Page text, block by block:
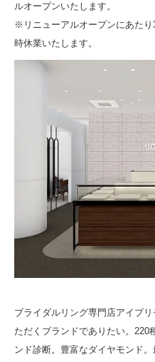
ルオープンいたします。
※リニューアルオープンにあたり
時休業いたします。
ブライダルリング専門店アイプ
ただくブランドでありたい。220
ンド診断。豊富なダイヤモンド